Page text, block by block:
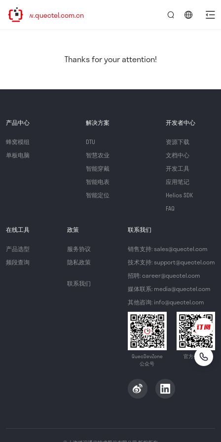
www.quectel.com.cn
Thanks for your attention!
产品中心
蜂窝模组
单板电脑
解决方案
DTU
智慧农业
智能穿戴
智能电表
智能定位
开发者中心
资源下载
文档中心
开发工具
应用笔记
Helios SDK
FAQ
在线工具
产品选型
频段查询
政策
服务协议
隐私政策
联系我们
联系我们
销售支持: sales@quectel.com
技术支持: support@quectel.com
招聘: career@quectel.com
媒体联系: media@quectel.com
其他咨询: info@quectel.com
QuecDevZone
公众号
官方公众号